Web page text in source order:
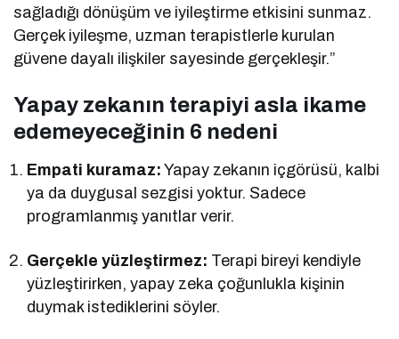
sağladığı dönüşüm ve iyileştirme etkisini sunmaz.
Gerçek iyileşme, uzman terapistlerle kurulan
güvene dayalı ilişkiler sayesinde gerçekleşir.”
Yapay zekanın terapiyi asla ikame
edemeyeceğinin 6 nedeni
Empati kuramaz: Yapay zekanın içgörüsü, kalbi
ya da duygusal sezgisi yoktur. Sadece
programlanmış yanıtlar verir.
Gerçekle yüzleştirmez: Terapi bireyi kendiyle
yüzleştirirken, yapay zeka çoğunlukla kişinin
duymak istediklerini söyler.